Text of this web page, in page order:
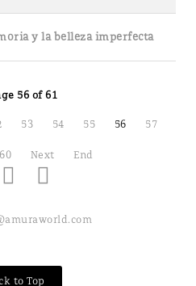
y la belleza imperfecta
56 of 61
53 54 55 56 57
60 Next End
to Top